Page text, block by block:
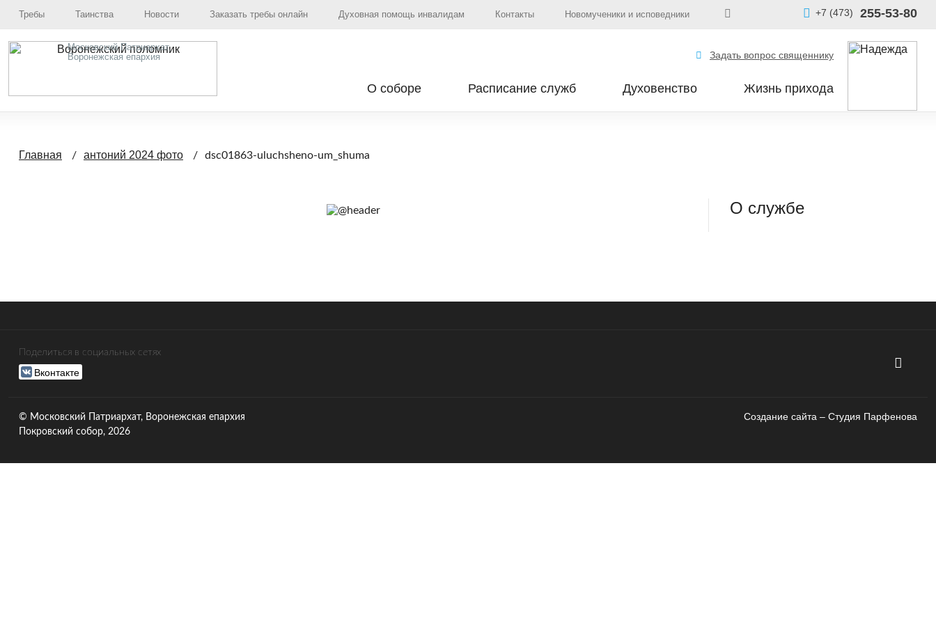
Требы Таинства Новости Заказать требы онлайн Духовная помощь инвалидам Контакты Новомученики и исповедники +7 (473) 255-53-80
Московский Патриархат,
Воронежская епархия
Задать вопрос священнику
О соборе Расписание служб Духовенство Жизнь прихода
Главная антоний 2024 фото dsc01863-uluchsheno-um_shuma
О службе
Поделиться в социальных сетях
Вконтакте
© Московский Патриархат, Воронежcкая епархия
Покровский собор, 2026
Создание сайта – Cтудия Парфенова